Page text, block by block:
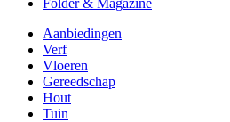
Folder & Magazine
Aanbiedingen
Verf
Vloeren
Gereedschap
Hout
Tuin